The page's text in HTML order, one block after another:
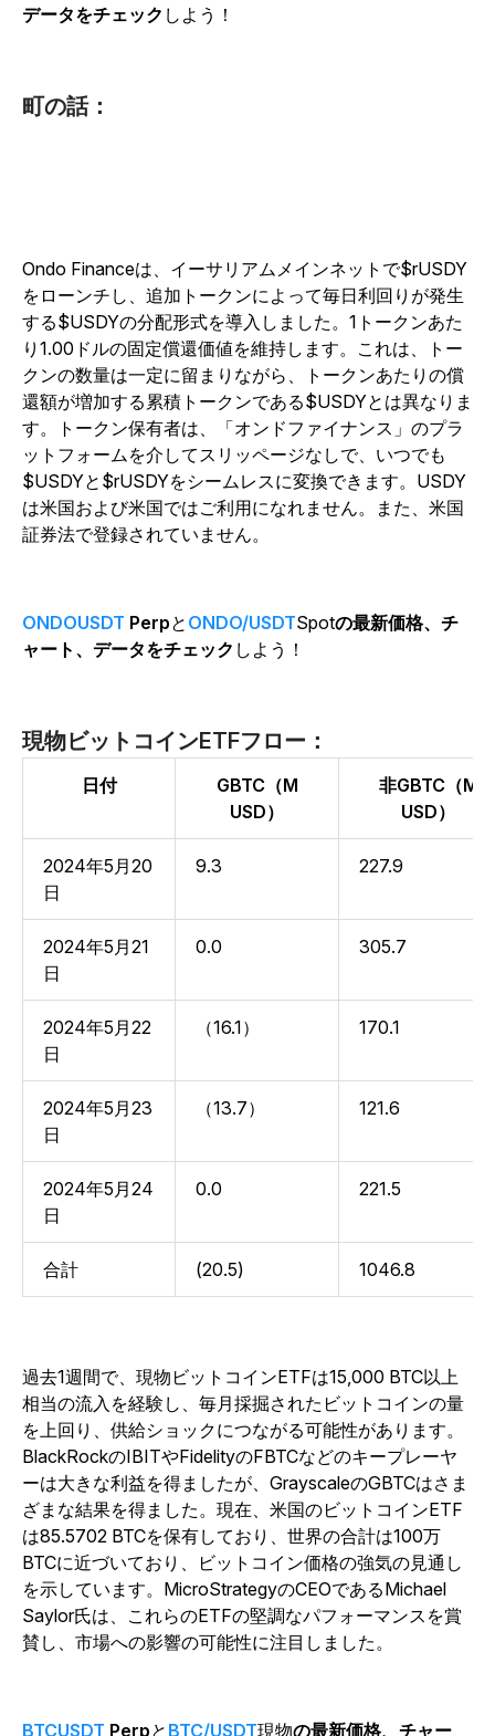
データをチェック しよう！
町の話：
Ondo Financeは、イーサリアムメインネットで$rUSDY
をローンチし、追加トークンによって毎日利回りが発生
する$USDYの分配形式を導入しました。1トークンあた
り1.00ドルの固定償還価値を維持します。 これは、トー
クンの数量は一定に留まりながら、トークンあたりの償
還額が増加する累積トークンである$USDYとは異なりま
す。トークン保有者は、「オンドファイナンス」のプラ
ットフォームを介してスリッページなしで、いつでも
$USDYと$rUSDYをシームレスに変換できます。USDY
は米国および米国ではご利用になれません。また、米国
証券法で登録されていません。
ONDOUSDT Perpと ONDO/USDTSpotの最新価格、チ
ャート、データをチェック しよう！
現物ビットコインETFフロー：
日付
GBTC（M
USD）
非GBTC（M
USD）
2024年5月20
日
9.3 227.9
2024年5月21
日
0.0 305.7
2024年5月22
日
（16.1） 170.1
2024年5月23
日
（13.7） 121.6
2024年5月24
日
0.0 221.5
合計 (20.5) 1046.8
過去1週間で、現物ビットコインETFは15,000 BTC以上
相当の流入を経験し、毎月採掘されたビットコインの量
を上回り、供給ショックにつながる可能性があります。
BlackRockのIBITやFidelityのFBTCなどのキープレーヤ
ーは大きな利益を得ましたが、GrayscaleのGBTCはさま
ざまな結果を得ました。現在、米国のビットコインETF
は85.5702 BTCを保有しており、世界の合計は100万
BTCに近づいており、ビットコイン価格の強気の見通し
を示しています。MicroStrategyのCEOであるMichael
Saylor氏は、これらのETFの堅調なパフォーマンスを賞
賛し、市場への影響の可能性に注目しました。
BTCUSDT Perpと BTC/USDT現物の最新価格、チャー